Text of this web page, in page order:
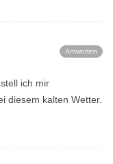
Antworten
ich mir
diesem kalten Wetter.